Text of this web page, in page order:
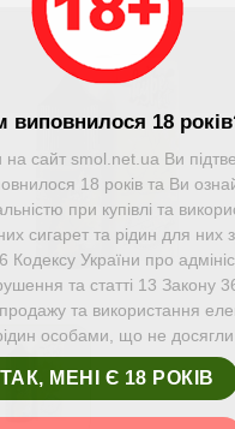
виповнилося 18
сайт smol.net.ua Ви
18 років та Ви
при купівлі та
сигарет та рідин для них
Кодексу України про
та статті 13 Закону
та використання
особами, що не досягли
ТАК, МЕНІ Є 18 РОКІВ